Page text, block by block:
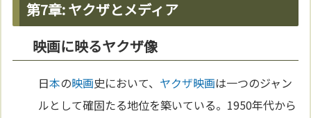
第7章: ヤクザとメディア
映画に映るヤクザ像
日本の映画史において、 ヤクザ映画は一つのジャン
ルとして確固たる地位を築いている。1950年代から